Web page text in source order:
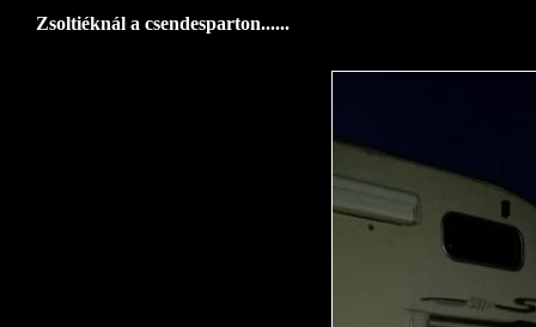
Zsoltiéknál a csendesparton......